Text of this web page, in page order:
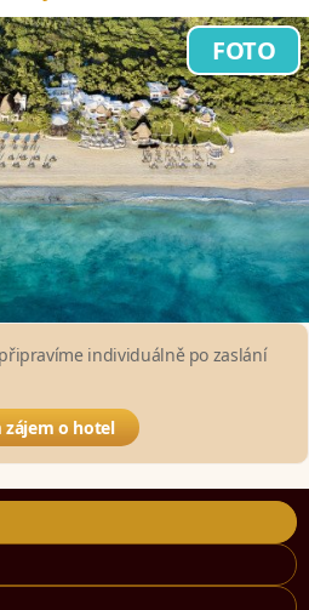
FOTO
individuálně po zaslání
zájem o hotel